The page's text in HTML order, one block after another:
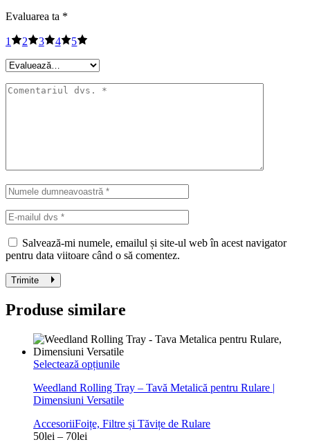
Evaluarea ta *
1 2 3 4 5
Salvează-mi numele, emailul și site-ul web în acest navigator
pentru data viitoare când o să comentez.
Trimite
Produse similare
Selectează opțiunileAcest
are
mai
variații.
Weedland Rolling Tray – Tavă Metalică pentru Rulare |
Dimensiuni Versatile
AccesoriiFoițe, Filtre și Tăvițe de Rulare
50lei – 70lei